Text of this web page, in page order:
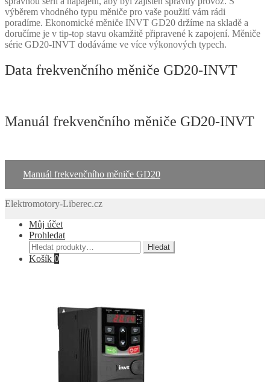
výběrem vhodného typu měniče pro vaše použití vám rádi
poradíme. Ekonomické měniče INVT GD20 držíme na skladě a
doručíme je v tip-top stavu okamžitě připravené k zapojení. Měniče
série GD20-INVT dodáváme ve více výkonových typech.
Data frekvenčního měniče GD20-INVT
Manuál frekvenčního měniče GD20-INVT
Manuál frekvenčního měniče GD20
Elektromotory-Liberec.cz
Můj účet
Prohledat
Hledat:
Hledat
Košík 0